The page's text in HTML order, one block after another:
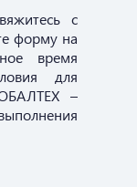
с
форму на
время
для
–